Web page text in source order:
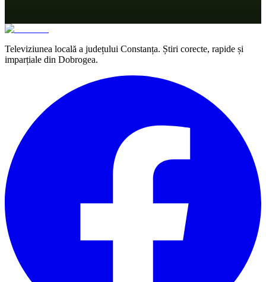
Televiziunea locală a județului Constanța. Știri corecte, rapide și
imparțiale din Dobrogea.